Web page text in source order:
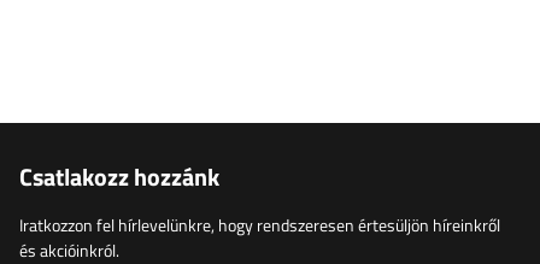
Csatlakozz hozzánk
Iratkozzon fel hírlevelünkre, hogy rendszeresen értesüljön híreinkről
és akcióinkról.